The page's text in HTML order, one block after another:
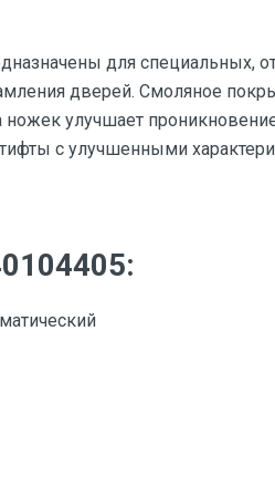
для специальных,
дверей. Смоляное
ножек улучшает
с улучшенными